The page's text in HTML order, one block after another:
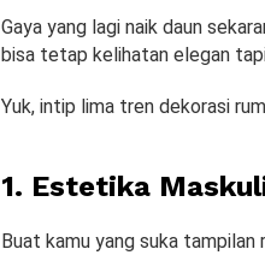
Gaya yang lagi naik daun
bisa tetap kelihatan elegan
Yuk, intip lima tren dekorasi
1. Estetika
Buat kamu yang suka